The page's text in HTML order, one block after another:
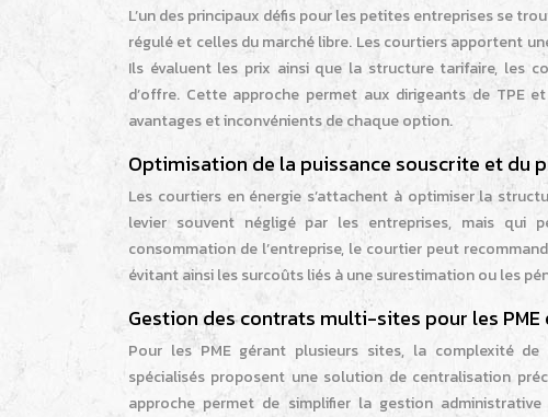
L’un des principaux défis pour les petites entreprises se
régulé et celles du marché libre. Les courtiers apportent
Ils évaluent les prix ainsi que la structure tarifaire, les
d’offre. Cette approche permet aux dirigeants de TPE
avantages et inconvénients de chaque option.
Optimisation de la puissance souscrite et du
Les courtiers en énergie s’attachent à optimiser la
levier souvent négligé par les entreprises, mais qui
consommation de l’entreprise, le courtier peut
évitant ainsi les surcoûts liés à une surestimation ou les
Gestion des contrats multi-sites pour les PME
Pour les PME gérant plusieurs sites, la complexité
spécialisés proposent une solution de centralisation
approche permet de simplifier la gestion